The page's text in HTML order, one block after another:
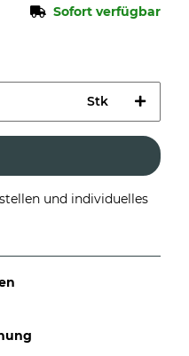
Sofort verfügbar
Stk
und individuelles